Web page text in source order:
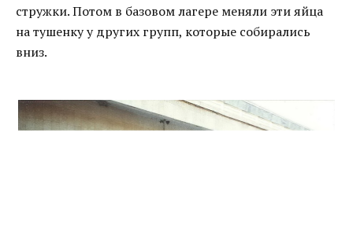
стружки. Потом в базовом лагере меняли эти яйца
на тушенку у других групп, которые собирались
вниз.